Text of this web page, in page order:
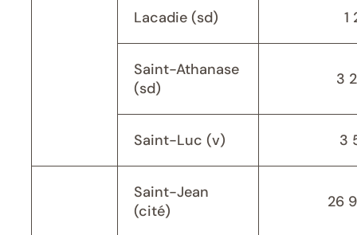
Lacadie (sd) 1
Saint-Athanase
(sd)
3
Saint-Luc (v) 3
Saint-Jean
(cité)
26